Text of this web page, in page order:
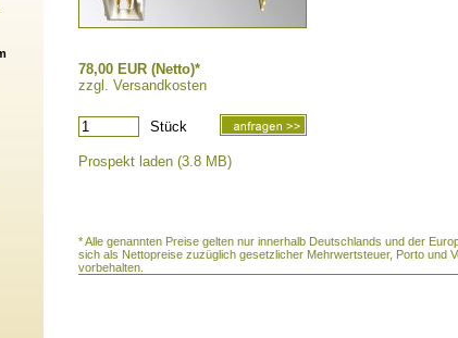
78,00 EUR (Netto)*
zzgl. Versandkosten
Stück
Prospekt laden (3.8 MB)
* Alle genannten Preise gelten nur innerhalb Deutschlands und der
sich als Nettopreise zuzüglich gesetzlicher Mehrwertsteuer, Porto und
vorbehalten.